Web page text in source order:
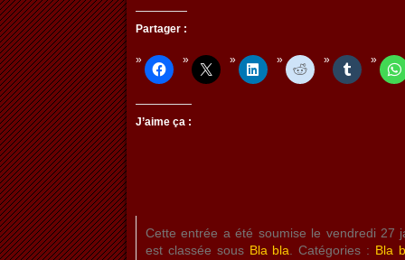
Partager :
J’aime ça :
Cette entrée a été soumise le vendredi 27
est classée sous Bla bla. Catégories : Bla